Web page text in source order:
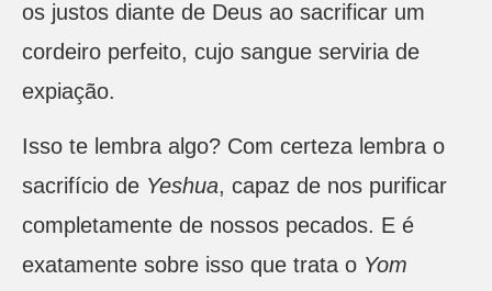
os justos diante de Deus ao sacrificar um
cordeiro perfeito, cujo sangue serviria de
expiação.
Isso te lembra algo? Com certeza lembra o
sacrifício de Yeshua, capaz de nos purificar
completamente de nossos pecados. E é
exatamente sobre isso que trata o Yom